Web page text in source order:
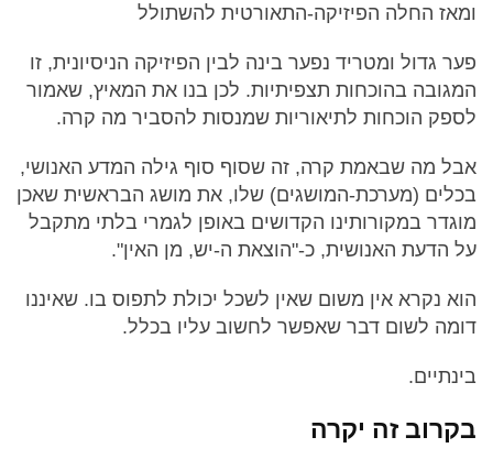
ומאז החלה הפיזיקה-התאורטית להשתולל
פער גדול ומטריד נפער בינה לבין הפיזיקה הניסיונית, זו
המגובה בהוכחות תצפיתיות. לכן בנו את המאיץ, שאמור
לספק הוכחות לתיאוריות שמנסות להסביר מה קרה.
אבל מה שבאמת קרה, זה שסוף סוף גילה המדע האנושי,
בכלים (מערכת-המושגים) שלו, את מושג הבראשית שאכן
מוגדר במקורותינו הקדושים באופן לגמרי בלתי מתקבל
על הדעת האנושית, כ-"הוצאת ה-יש, מן האין".
הוא נקרא אין משום שאין לשכל יכולת לתפוס בו. שאיננו
דומה לשום דבר שאפשר לחשוב עליו בכלל.
בינתיים.
בקרוב זה יקרה